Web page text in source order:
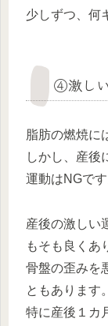
少しずつ、何
④激し
脂肪の燃焼に
しかし、産後
運動はNGです
産後の激しい
もそも良くあ
骨盤の歪みを
ともあります。
特に産後１カ